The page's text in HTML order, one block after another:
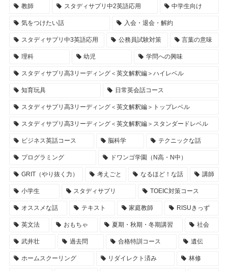
教師 スタディサプリ中2英語応用 中学生向け
気をつけたい話 入会・退会・解約
スタディサプリ中3英語応用 公務員試験対策 言葉の意味
理科 幼児 学問への興味
スタディサプリ高3リーディング＜英文解釈編＞ハイレベル
知育玩具 日常英会話コース
スタディサプリ高3リーディング＜英文解釈編＞トップレベル
スタディサプリ高3リーディング＜英文解釈編＞スタンダードレベル
ビジネス英話コース 脳科学 テクニックな話
プログラミング ドワンゴ学園（N高・N中）
GRIT（やり抜く力） 考えごと なるほど！な話 講師
小学生 スタディサプリ TOEIC対策コース
オススメな話 テキスト 家庭教師 RISUきっず
英文法 おもちゃ 夏期・秋期・冬期講習 社会
武井壮 過去問 合格特訓コース 遺伝
ホームスクーリング リダイレクト済み 林修